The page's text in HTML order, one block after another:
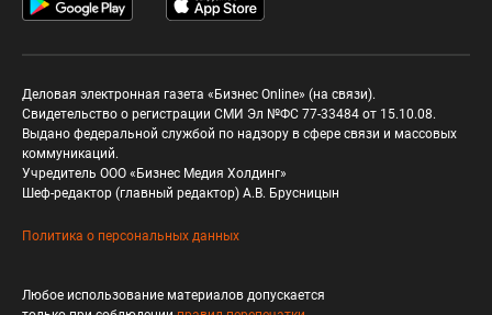
Деловая электронная газета «Бизнес Online» (на связи).
Свидетельство о регистрации СМИ Эл №ФС 77-33484 от 15.10.08.
Выдано федеральной службой по надзору в сфере связи и массовых
коммуникаций.
Учредитель ООО «Бизнес Медия Холдинг»
Шеф-редактор (главный редактор) А.В. Брусницын
Политика о персональных данных
Любое использование материалов допускается